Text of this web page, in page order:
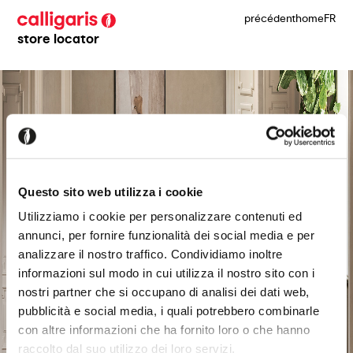
Questo sito web utilizza i cookie
Utilizziamo i cookie per personalizzare contenuti ed
annunci, per fornire funzionalità dei social media e per
analizzare il nostro traffico. Condividiamo inoltre
informazioni sul modo in cui utilizza il nostro sito con i
nostri partner che si occupano di analisi dei dati web,
pubblicità e social media, i quali potrebbero combinarle
con altre informazioni che ha fornito loro o che hanno
raccolto dal suo utilizzo dei loro servizi.
store locator
précédenthomeFR